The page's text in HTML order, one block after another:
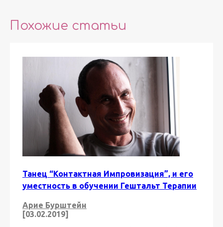
Похожие статьи
Танец “Контактная Импровизация”, и его
уместность в обучении Гештальт Терапии
Арие Бурштейн
[03.02.2019]